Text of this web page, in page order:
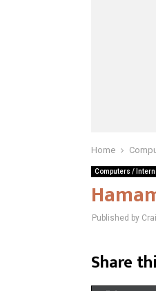
Home
Computers /
Published by
Share